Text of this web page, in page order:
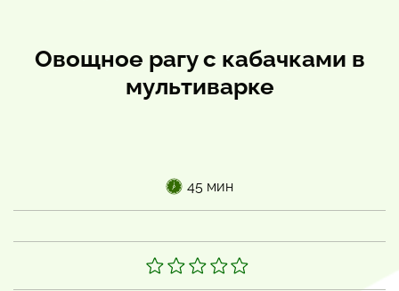
Овощное рагу с кабачками в
мультиварке
45 мин